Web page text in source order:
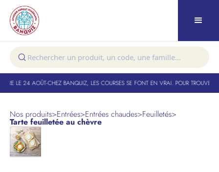
LE 24 AOÛT-CHEZ BANQUIZ, LES COURSES SE FONT EN VRAI. POUR TROUVER
Nos produits>Entrées>Entrées chaudes>Feuilletés>
Tarte feuilletée au chèvre
NOUVEAU